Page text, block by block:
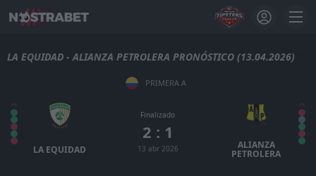
LA EQUIDAD - ALIANZA PETROLERA PRONÓSTICO (13.04.2026)
PRIMERA A
LA EQUIDAD
Finalizado
2 : 1
13 abr 2026 ALIANZA
PETROLERA